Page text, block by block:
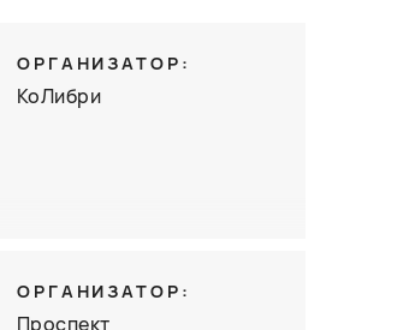
ОРГАНИЗАТОР:
КоЛибри
ОРГАНИЗАТОР:
Проспект